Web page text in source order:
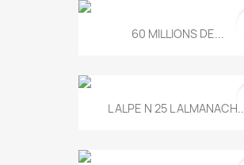
60 MILLIONS DE...
L ALPE N 25 L ALMANACH...